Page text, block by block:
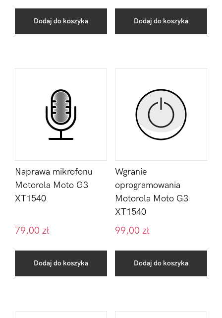
Dodaj do koszyka Dodaj do koszyka
Naprawa mikrofonu
Motorola Moto G3
XT1540
79,00 zł
Dodaj do koszyka
Wgranie
oprogramowania
Motorola Moto G3
XT1540
99,00 zł
Dodaj do koszyka